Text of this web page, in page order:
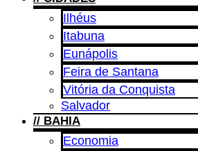
Ilhéus
Itabuna
Eunápolis
Feira de Santana
Vitória da Conquista
Salvador
// BAHIA
Economia